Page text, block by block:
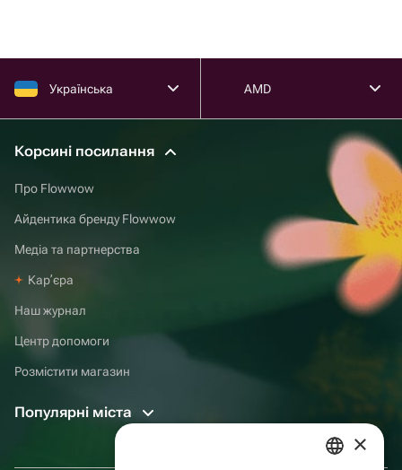
Українська AMD
Корсині посилання
Про Flowwow
Айдентика бренду Flowwow
Медіа та партнерства
Карʼєра
Наш журнал
Центр допомоги
Розмістити магазин
Популярні міста
×